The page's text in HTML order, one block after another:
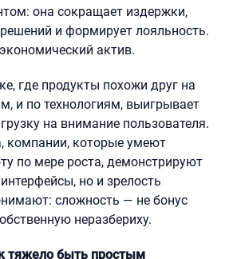
она сокращает издержки,
и формирует лояльность.
актив.
где продукты похожи друг на
и по технологиям, выигрывает
на внимание пользователя.
компании, которые умеют
по мере роста, демонстрируют
но и зрелость
сложность — не бонус
неразбериху.
тяжело быть простым